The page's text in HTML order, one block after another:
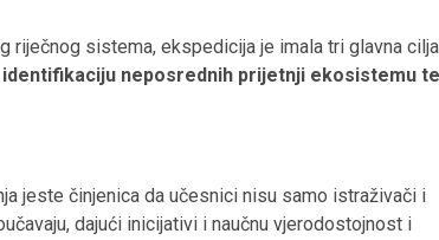
sistema, ekspedicija je imala tri glavna
neposrednih prijetnji ekosistemu te
jeste činjenica da učesnici nisu samo istraživači i
dajući inicijativi i naučnu vjerodostojnost i